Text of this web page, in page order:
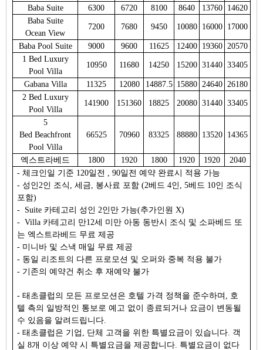
Baba Suite 6300 6720 8100 8640 13760
14620
Baba Suite
Ocean View
7200 7680 9450 10080 16000 17000
Baba Pool Suite 9000 9600 11625 12400 19360
20570
1 Bed Luxury
Pool Villa
10950 11680 14250 15200 31440 33405
Gabana Villa 11325 12080 14887.5 15880 24640
26180
2 Bed Luxury
Pool Villa
141900 151360 18825 20080 31440 33405
5
Bed Beachfront
Pool Villa
66525 70960 83325 88880 13520 14365
엑스트라베드 1800 1920 1800 1920 1920
2040
- 체크인일 기준 120일전 , 90일전 예약 완료시 적용 가능
- 성인2인 조식, 세금, 봉사료 포함 (2베드 4인, 5베드 10인 조식
포함)
- Suite 카테고리 성인 2인만 가능(추가인원 X)
- Villa 카테고리 만12세 미만 아동 동반시 조식 및 소파베드 또
는 엑스트라베드 무료 제공
- 미니바 및 스낵 매일 무료 제공
- 동일 리조트의 다른 프로모션 및 오퍼와 중복 적용 불가
- 기존의 예약건 취소 후 재예약 불가
- 태초클럽의 모든 프로모션은 호텔 가격 정책을 준수하며, 호
텔 측의 일방적인 통보로 예고 없이 종료되거나 요금이 변동될
수 있음을 알려드립니다.
- 태초클럽은 기업, 단체 고객을 위한 특별요금이 있습니다. 객
실 8개 이상 예약 시 특별요금을 제공합니다. 특별요금이 없다